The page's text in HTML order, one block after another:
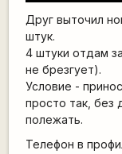
Друг выточил
штук.
4 штуки отдам
не брезгует).
Условие -
просто так, без
полежать.
Телефон в